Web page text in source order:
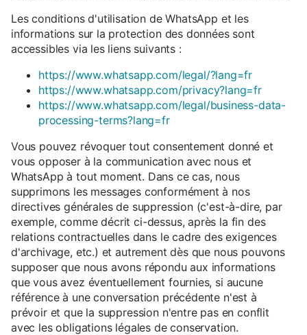
Les conditions d'utilisation de WhatsApp et les
informations sur la protection des données sont
accessibles via les liens suivants :
https://www.whatsapp.com/legal/?lang=fr
https://www.whatsapp.com/privacy?lang=fr
https://www.whatsapp.com/legal/business-data-
processing-terms?lang=fr
Vous pouvez révoquer tout consentement donné et
vous opposer à la communication avec nous et
WhatsApp à tout moment. Dans ce cas, nous
supprimons les messages conformément à nos
directives générales de suppression (c'est-à-dire, par
exemple, comme décrit ci-dessus, après la fin des
relations contractuelles dans le cadre des exigences
d'archivage, etc.) et autrement dès que nous pouvons
supposer que nous avons répondu aux informations
que vous avez éventuellement fournies, si aucune
référence à une conversation précédente n'est à
prévoir et que la suppression n'entre pas en conflit
avec les obligations légales de conservation.